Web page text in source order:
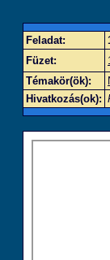
Feladat:
Füzet:
Témakör(ök):
Hivatkozás(ok):